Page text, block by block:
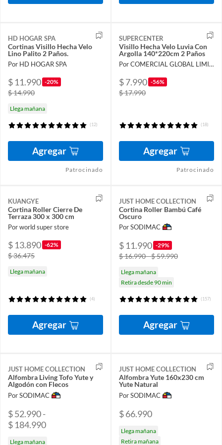
HD HOGAR SPA
Cortinas Visillo Hecha Velo
Lino Palito 2 Paños.
Por HD HOGAR SPA
$ 11.990 -20%
$ 14.990
Llega mañana
(12)
Agregar
Patrocinado
SUPERCENTER
Visillo Hecha Velo Luvia Con
Argolla 140*220cm 2 Paños
Por COMERCIAL GLOBAL LIMITADA
$ 7.990 -56%
$ 17.990
(18)
Agregar
Patrocinado
KUANGYE
Cortina Roller Cierre De
Terraza 300 x 300 cm
Por world super store
$ 13.890 -62%
$ 36.475
Llega mañana
(4)
Agregar
JUST HOME COLLECTION
Cortina Roller Bambú Café
Oscuro
Por SODIMAC
$ 11.990 -29%
$ 16.990 - $ 59.990
Llega mañana
Retira desde 90 min
(157)
Agregar
JUST HOME COLLECTION
Alfombra Living Tofo Yute y
Algodón con Flecos
Por SODIMAC
$ 52.990 -
$ 184.990
Llega mañana
JUST HOME COLLECTION
Alfombra Yute 160x230 cm
Yute Natural
Por SODIMAC
$ 66.990
Llega mañana
Retira mañana